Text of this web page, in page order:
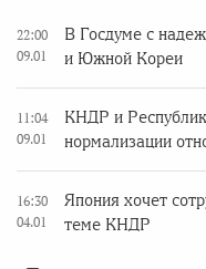
22:00
09.01
В Госдуме с
и Южной Кореи
11:04
09.01
КНДР и
нормализации
16:30
04.01
Япония хочет
теме КНДР